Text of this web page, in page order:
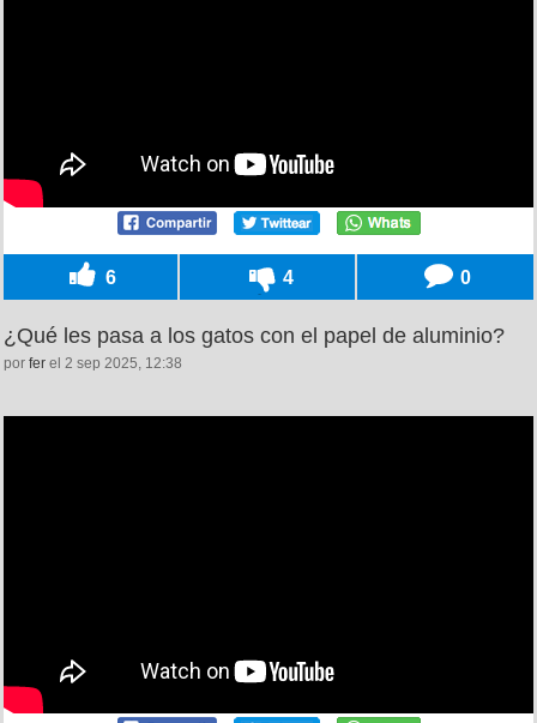
6 4 0
¿Qué les pasa a los gatos con el papel de aluminio?
por fer el 2 sep 2025, 12:38